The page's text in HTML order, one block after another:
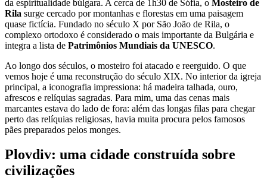
da espiritualidade búlgara. A cerca de 1h30 de Sófia, o Mosteiro de
Rila surge cercado por montanhas e florestas em uma paisagem
quase fictícia. Fundado no século X por São João de Rila, o
complexo ortodoxo é considerado o mais importante da Bulgária e
integra a lista de Patrimônios Mundiais da UNESCO.
Ao longo dos séculos, o mosteiro foi atacado e reerguido. O que
vemos hoje é uma reconstrução do século XIX. No interior da igreja
principal, a iconografia impressiona: há madeira talhada, ouro,
afrescos e relíquias sagradas. Para mim, uma das cenas mais
marcantes estava do lado de fora: além das longas filas para chegar
perto das relíquias religiosas, havia muita procura pelos famosos
pães preparados pelos monges.
Plovdiv: uma cidade construída sobre
civilizações